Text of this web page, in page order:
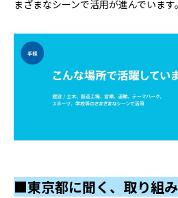
まざまなシーンで活用が進んでいます。
■東京都に聞く、取り組